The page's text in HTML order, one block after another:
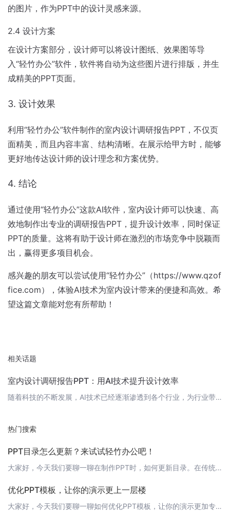
的图片，作为PPT中的设计灵感来源。
2.4 设计方案
在设计方案部分，设计师可以将设计图纸、效果图等导
入“轻竹办公”软件，软件将自动为这些图片进行排版，并生
成精美的PPT页面。
3. 设计效果
利用“轻竹办公”软件制作的室内设计调研报告PPT，不仅页
面精美，而且内容丰富、结构清晰。在展示给甲方时，能够
更好地传达设计师的设计理念和方案优势。
4. 结论
通过使用“轻竹办公”这款AI软件，室内设计师可以快速、高
效地制作出专业的调研报告PPT，提升设计效率，同时保证
PPT的质量。这将有助于设计师在激烈的市场竞争中脱颖而
出，赢得更多项目机会。
感兴趣的朋友可以尝试使用“轻竹办公”（https://www.qzof
fice.com），体验AI技术为室内设计带来的便捷和高效。希
望这篇文章能对您有所帮助！
相关话题
室内设计调研报告PPT：用AI技术提升设计效率
随着科技的不断发展，AI技术已经逐渐渗透到各个行业，为行业带来前所未有的变革。在室内设计领域，一款名为“轻竹办公”的软件通过AI技术自动生成PPT，为设计师提供了极大的便利。本文将为大家介绍如何利用“轻竹办公”这款软件，快速制作一份专业的室内设计调研报告PPT。 1. 概述 1.1 项目背景在进行室内设计项目时，设计师需要对项目进行充分的调研，以便为后续的设计工作提供有力支持。一份专业的调研报告P
热门搜索
PPT目录怎么更新？来试试轻竹办公吧！
大家好，今天我们要聊一聊在制作PPT时，如何更新目录。在传统的PPT制作方式中，更新目录往往需要手动调整，非常繁琐。但现在，有了轻竹办公这款AI技术支持的软件，这一切都将变得轻松简单。 传统PPT目录更新方式在传统的PPT制作中，目录通常是按照PPT页面的标题自动生成的。当我们需要更新目录时，通常需要手动去每一页的标题处进行编辑，然后重新生成目录。这种方式不仅耗时，而且容易出错。 轻竹办公的目录更
优化PPT模板，让你的演示更上一层楼
大家好，今天我们要聊一聊如何优化PPT模板，让你的演示更加专业、高效。在当今这个信息爆炸的时代，做好演示文稿的优化和设计，不仅能够帮助你更好地传达信息，还能让你的演讲更具说服力。 1. 选择合适的模板首先，我们要选择合适的模板。一个好的PPT模板应该简洁、美观、易于阅读，并且能够符合你的演示主题和风格。如果你使用的是“轻竹办公”，它提供了丰富的模板选择，你可以根据需要进行选择和调整。 2. 突出重